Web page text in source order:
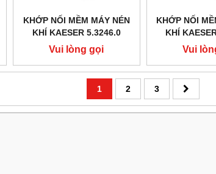
KHỚP NỐI MỀM MÁY NÉN
KHÍ KAESER 5.3246.0
Vui lòng gọi
KHỚP NỐI
KHÍ
Vui
1 2 3